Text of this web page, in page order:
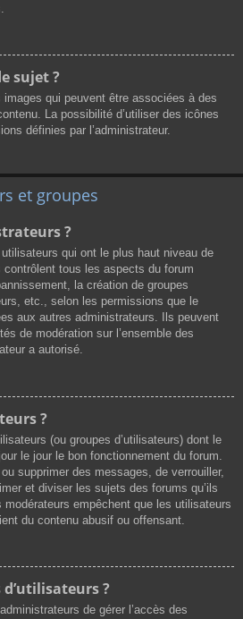
sujet ?
qui peuvent être associées à des
La possibilité d’utiliser des icônes
définies par l’administrateur.
et groupes
?
qui ont le plus haut niveau de
tous les aspects du forum
la création de groupes
etc., selon les permissions que le
aux autres administrateurs. Ils peuvent
de modération sur l’ensemble des
a autorisé.
?
(ou groupes d’utilisateurs) dont le
le jour le bon fonctionnement du forum.
supprimer des messages, de verrouiller,
et diviser les sujets des forums qu’ils
modérateurs empêchent que les utilisateurs
du contenu abusif ou offensant.
?
de gérer l’accès des